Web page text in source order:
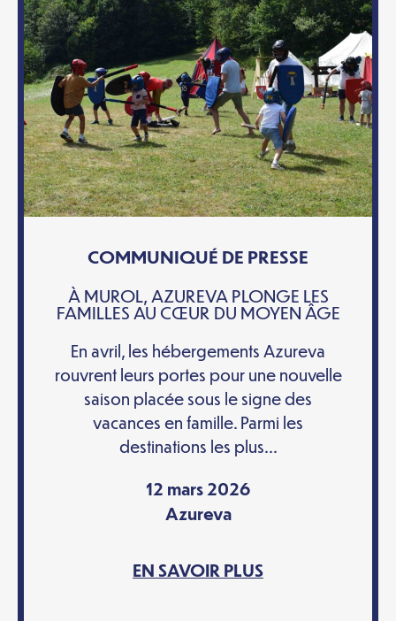
COMMUNIQUÉ DE PRESSE
À MUROL, AZUREVA PLONGE LES
FAMILLES AU CŒUR DU MOYEN ÂGE
En avril, les hébergements Azureva
rouvrent leurs portes pour une nouvelle
saison placée sous le signe des
vacances en famille. Parmi les
destinations les plus...
12 mars 2026
Azureva
EN SAVOIR PLUS